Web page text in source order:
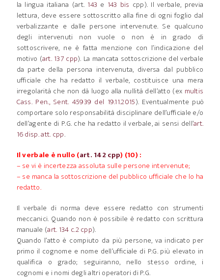
la lingua italiana (art. 143 e 143 bis cpp). Il verbale, previa
lettura, deve essere sottoscritto alla fine di ogni foglio dal
verbalizzante e dalle persone intervenute. Se qualcuno
degli intervenuti non vuole o non è in grado di
sottoscrivere, ne è fatta menzione con l’indicazione del
motivo (art. 137 cpp). La mancata sottoscrizione del verbale
da parte della persona intervenuta, diversa dal pubblico
ufficiale che ha redatto il verbale, costituisce una mera
irregolarità che non dà luogo alla nullità dell’atto (ex multis
Cass. Pen., Sent. 45939 del 19.11.2015). Eventualmente può
comportare solo responsabilità disciplinare dell’ufficiale e/o
dell’agente di P.G. che ha redatto il verbale, ai sensi dell’art.
16 disp. att. cpp.
Il verbale è nullo (art. 142 cpp) (10) :
– se vi è incertezza assoluta sulle persone intervenute;
– se manca la sottoscrizione del pubblico ufficiale che lo ha
redatto.
Il verbale di norma deve essere redatto con strumenti
meccanici. Quando non è possibile è redatto con scrittura
manuale (art. 134 c.2 cpp).
Quando l’atto è compiuto da più persone, va indicato per
primo il cognome e nome dell’ufficiale di P.G. più elevato in
qualifica o grado; seguiranno, nello stesso ordine, i
cognomi e i nomi degli altri operatori di P.G.